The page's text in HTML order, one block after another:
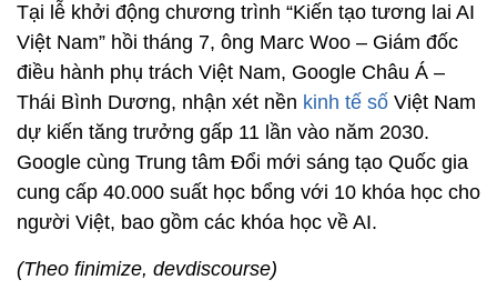
Tại lễ khởi động chương trình “Kiến tạo tương lai AI
Việt Nam” hồi tháng 7, ông Marc Woo – Giám đốc
điều hành phụ trách Việt Nam, Google Châu Á –
Thái Bình Dương, nhận xét nền kinh tế số Việt Nam
dự kiến tăng trưởng gấp 11 lần vào năm 2030.
Google cùng Trung tâm Đổi mới sáng tạo Quốc gia
cung cấp 40.000 suất học bổng với 10 khóa học cho
người Việt, bao gồm các khóa học về AI.
(Theo finimize, devdiscourse)